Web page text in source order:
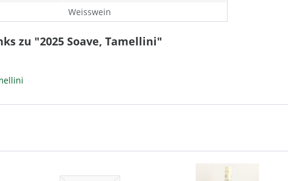
Weisswein
zu "2025 Soave, Tamellini"